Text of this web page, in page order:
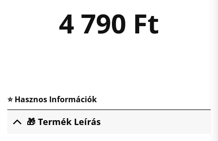
4 790 Ft
⭐ Hasznos Információk
🎁 Termék Leírás